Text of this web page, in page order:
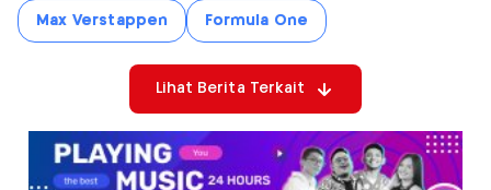
Max Verstappen Formula One
Lihat Berita Terkait